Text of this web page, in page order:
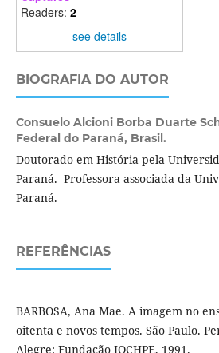
Readers: 2
see details
BIOGRAFIA DO AUTOR
Consuelo Alcioni Borba Duarte
Federal do Paraná, Brasil.
Doutorado em História pela
Paraná. Professora associada da
Paraná.
REFERÊNCIAS
BARBOSA, Ana Mae. A imagem no
oitenta e novos tempos. São Paulo.
Alegre: Fundação IOCHPE, 1991.